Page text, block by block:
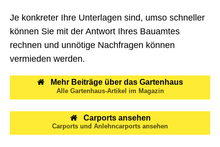
Je konkreter Ihre Unterlagen sind, umso schneller
können Sie mit der Antwort Ihres Bauamtes
rechnen und unnötige Nachfragen können
vermieden werden.
Mehr Beiträge über das Gartenhaus
Alle Gartenhaus-Artikel im Magazin
Carports ansehen
Carports und Anlehncarports ansehen